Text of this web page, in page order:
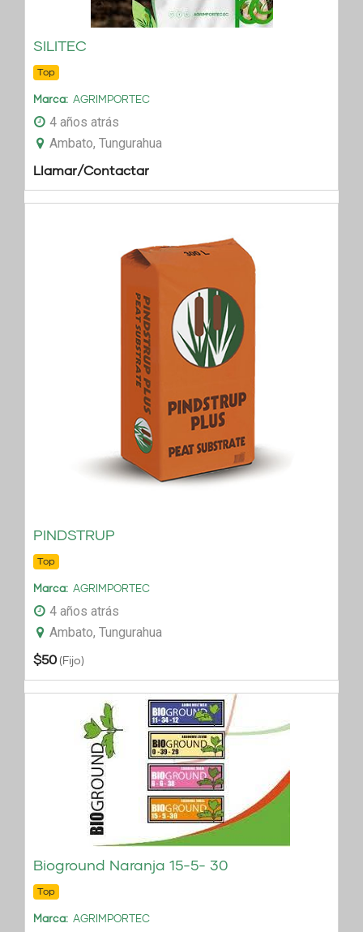
SILITEC
Top
Marca AGRIMPORTEC
4 años atrás
Ambato, Tungurahua
Llamar/Contactar
PINDSTRUP
Top
Marca AGRIMPORTEC
4 años atrás
Ambato, Tungurahua
$50 (Fijo)
Bioground Naranja 15-5- 30
Top
Marca AGRIMPORTEC